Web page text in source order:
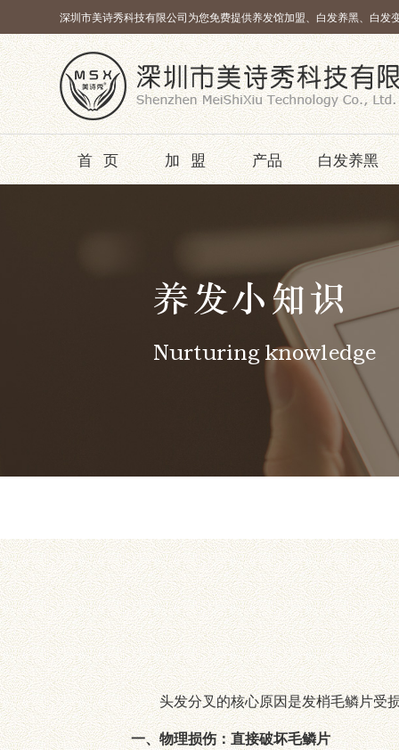
深圳市美诗秀科技有限公司为您免费提供养发馆加盟、白发养黑、白发
首页 加盟 产品 白发养黑
养发小知识
Nurturing knowledge
头发分叉的核心原因是发梢毛鳞片受损
一、物理损伤：直接破坏毛鳞片